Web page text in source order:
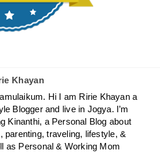
Khayan
Hi I am Ririe Khayan a
Blogger and live in Jogya. I’m
Kinanthi, a Personal Blog about
parenting, traveling, lifestyle, &
as Personal & Working Mom